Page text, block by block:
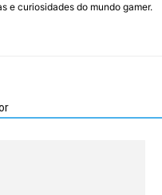
e curiosidades do mundo gamer.